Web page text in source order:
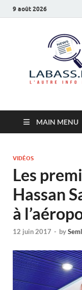
9 août 2026
MAIN MENU
VIDÉOS
Les
Hassan
à
12 juin 2017 - by